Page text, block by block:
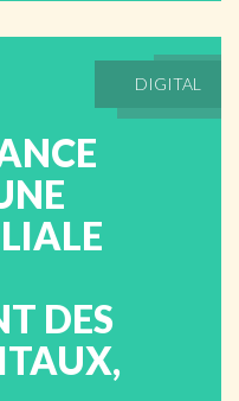
DIGITAL
DES